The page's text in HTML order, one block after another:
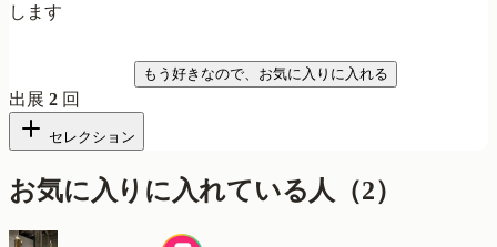
します
もう好きなので、お気に入りに入れる
出展2 回
セレクション
お気に入りに入れている人 （2）